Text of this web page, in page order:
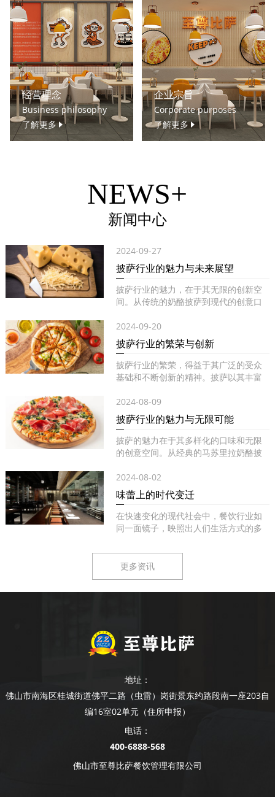
经营理念
Business philosophy
了解更多
企业宗旨
Corporate purposes
了解更多
NEWS+
新闻中心
2024-09-27
披萨行业的魅力与未来展望
披萨行业的魅力，在于其无限的创新空
间。从传统的奶酪披萨到现代的创意口
2024-09-20
披萨行业的繁荣与创新
披萨行业的繁荣，得益于其广泛的受众
基础和不断创新的精神。披萨以其丰富
2024-08-09
披萨行业的魅力与无限可能
披萨的魅力在于其多样化的口味和无限
的创意空间。从经典的马苏里拉奶酪披
2024-08-02
味蕾上的时代变迁
在快速变化的现代社会中，餐饮行业如
同一面镜子，映照出人们生活方式的多
更多资讯
地址：
佛山市南海区桂城街道佛平二路（虫雷）岗街景东约路段南一座203自
编16室02单元（住所申报）
电话：
400-6888-568
佛山市至尊比萨餐饮管理有限公司